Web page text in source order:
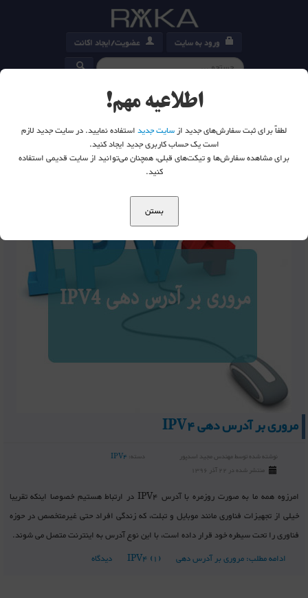
ورود به سایت عضویت/ایجاد اکانت
کارت خرید
شما اینجا هستید:خانه وبلاگ IPV4
مروری بر آدرس دهی IPV4
نوشته شده توسطمهندس مجید اسدپور دسته: IPV4
منتشر شده در 22 آذر 1396
امرزوه همه ما به صورت روزمره با آدرس IPV4 در ارتباط هستیم خصوصا اینکه تقریبا
خیلی از تجهیزات فناوری مانند موبایل و تبلت، که زندگی افراد حتی غیرمتخصص در حوزه
فناوری را تحت سیطره خود قرار داده است، با این نوع آدرس به اینترنت متصل می شوند.
ادامه مطلب: مروری بر آدرس دهی IPV4
(1) دیدگاه
اطلاعیه مهم!
لطفاً برای ثبت سفارش‌های جدید ازسایت جدیداستفاده نمایید. در سایت جدید لازم
است یک حساب کاربری جدید ایجاد کنید.
برای مشاهده سفارش‌ها و تیکت‌های قبلی، همچنان می‌توانید از سایت قدیمی استفاده
کنید.
بستن